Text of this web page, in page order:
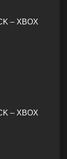
– XBOX
– XBOX